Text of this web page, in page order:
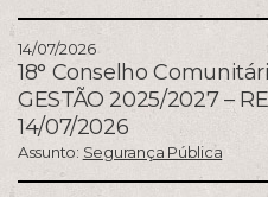
14/07/2026
18° Conselho
GESTÃO 2025/2027 –
14/07/2026
Assunto: Segurança Pública